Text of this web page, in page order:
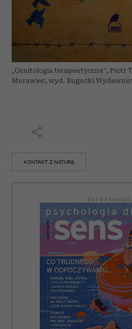
„Ornitologia terapeutyczna”, Piotr
Murawiec, wyd. Bugucki
KONTAKT Z NATURĄ